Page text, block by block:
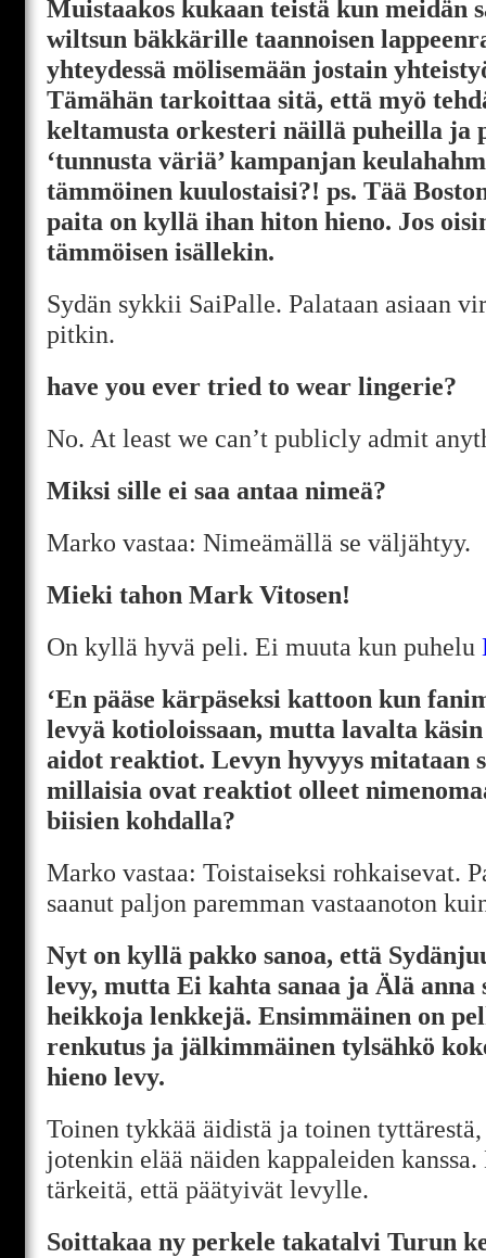
Muistaakos kukaan teistä kun meidän
wiltsun bäkkärille taannoisen
yhteydessä mölisemään jostain
Tämähän tarkoittaa sitä, että myö
keltamusta orkesteri näillä puheilla ja
‘tunnusta väriä’ kampanjan
tämmöinen kuulostaisi?! ps. Tää
paita on kyllä ihan hiton hieno. Jos
tämmöisen isällekin.
Sydän sykkii SaiPalle. Palataan asiaan
pitkin.
have you ever tried to wear lingerie?
No. At least we can’t publicly admit
Miksi sille ei saa antaa nimeä?
Marko vastaa: Nimeämällä se väljähtyy.
Mieki tahon Mark Vitosen!
On kyllä hyvä peli. Ei muuta kun puhelu
‘En pääse kärpäseksi kattoon kun
levyä kotioloissaan, mutta lavalta
aidot reaktiot. Levyn hyvyys mitataan
millaisia ovat reaktiot olleet
biisien kohdalla?
Marko vastaa: Toistaiseksi rohkaisevat.
saanut paljon paremman vastaanoton
Nyt on kyllä pakko sanoa, että
levy, mutta Ei kahta sanaa ja Älä anna
heikkoja lenkkejä. Ensimmäinen on
renkutus ja jälkimmäinen tylsähkö
hieno levy.
Toinen tykkää äidistä ja toinen
jotenkin elää näiden kappaleiden
tärkeitä, että päätyivät levylle.
Soittakaa ny perkele takatalvi Turun